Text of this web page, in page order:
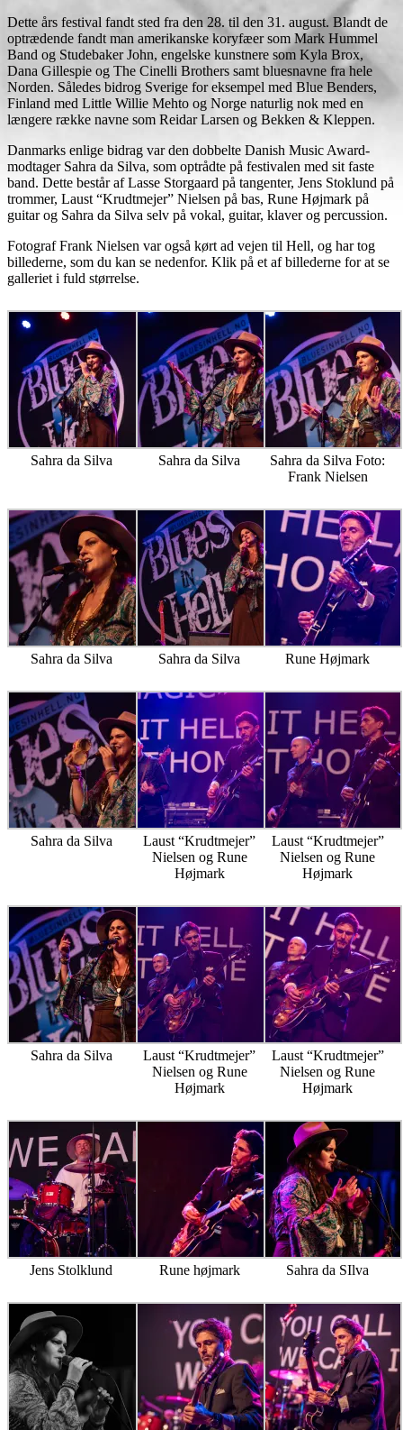
Dette års festival fandt sted fra den 28. til den 31. august. Blandt de
optrædende fandt man amerikanske koryfæer som Mark Hummel
Band og Studebaker John, engelske kunstnere som Kyla Brox,
Dana Gillespie og The Cinelli Brothers samt bluesnavne fra hele
Norden. Således bidrog Sverige for eksempel med Blue Benders,
Finland med Little Willie Mehto og Norge naturlig nok med en
længere række navne som Reidar Larsen og Bekken & Kleppen.
Danmarks enlige bidrag var den dobbelte Danish Music Award-
modtager Sahra da Silva, som optrådte på festivalen med sit faste
band. Dette består af Lasse Storgaard på tangenter, Jens Stoklund på
trommer, Laust “Krudtmejer” Nielsen på bas, Rune Højmark på
guitar og Sahra da Silva selv på vokal, guitar, klaver og percussion.
Fotograf Frank Nielsen var også kørt ad vejen til Hell, og har tog
billederne, som du kan se nedenfor. Klik på et af billederne for at se
galleriet i fuld størrelse.
Sahra da Silva Sahra da Silva
Sahra da Silva Foto:
Frank Nielsen
Sahra da Silva Sahra da Silva Rune Højmark
Sahra da Silva
Laust “Krudtmejer”
Nielsen og Rune
Højmark
Laust “Krudtmejer”
Nielsen og Rune
Højmark
Sahra da Silva
Laust “Krudtmejer”
Nielsen og Rune
Højmark
Laust “Krudtmejer”
Nielsen og Rune
Højmark
Jens Stolklund Rune højmark Sahra da SIlva